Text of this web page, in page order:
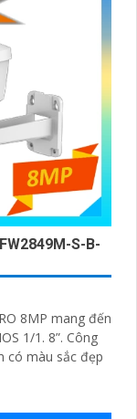
S-B-
8MP mang đến
8”. Công
có màu sắc đẹp